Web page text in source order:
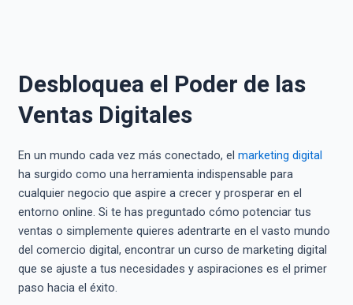
Desbloquea el Poder de las
Ventas Digitales
En un mundo cada vez más conectado, el marketing digital
ha surgido como una herramienta indispensable para
cualquier negocio que aspire a crecer y prosperar en el
entorno online. Si te has preguntado cómo potenciar tus
ventas o simplemente quieres adentrarte en el vasto mundo
del comercio digital, encontrar un curso de marketing digital
que se ajuste a tus necesidades y aspiraciones es el primer
paso hacia el éxito.